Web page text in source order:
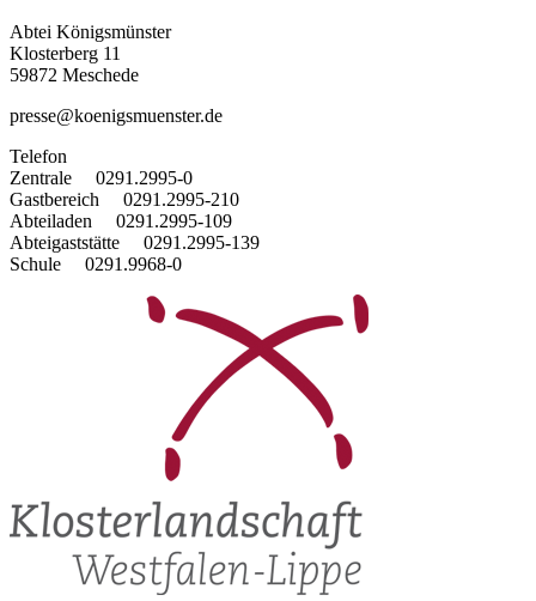
Abtei Königsmünster
Klosterberg 11
59872 Meschede
presse@koenigsmuenster.de
Telefon
Zentrale 0291.2995-0
Gastbereich 0291.2995-210
Abteiladen 0291.2995-109
Abteigaststätte 0291.2995-139
Schule 0291.9968-0